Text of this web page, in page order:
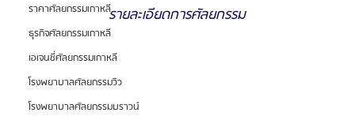
ราคาศัลยกรรมเกาหลี
ธุรกิจศัลยกรรมเกาหลี
เอเจนซี่ศัลยกรรมเกาหลี
โรงพยาบาลศัลยกรรมวิว
โรงพยาบาลศัลยกรรมบราวน์
รายละเอียดการศัลยกรรม